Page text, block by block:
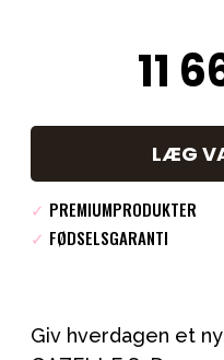
11
LÆG
✓ PREMIUMPRODUKTER
✓ FØDSELSGARANTI
Giv hverdagen et